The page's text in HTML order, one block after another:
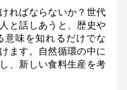
ればならないか？世代
と話しあうと、歴史や
意味を知れるだけでな
ます。自然循環の中に
、新しい食料生産を考